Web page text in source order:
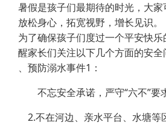
暑假是孩子们最期待的时光，大
放松身心，拓宽视野，增长见识。
为了确保孩子们度过一个平安快
醒家长们关注以下几个方面的安全
、预防溺水事件1：
不忘安全承诺，严守“六不”要
2.不在河边、亲水平台、水塘等